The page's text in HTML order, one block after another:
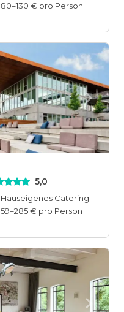
80–130 € pro Person
5,0
Hauseigenes Catering
59–285 € pro Person